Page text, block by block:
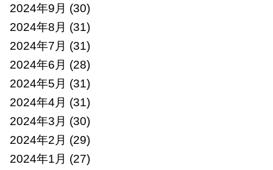
2024年9月 (30)
2024年8月 (31)
2024年7月 (31)
2024年6月 (28)
2024年5月 (31)
2024年4月 (31)
2024年3月 (30)
2024年2月 (29)
2024年1月 (27)